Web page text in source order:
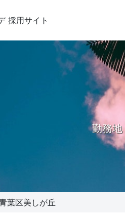
採用サイト
勤務
葉区美しが丘